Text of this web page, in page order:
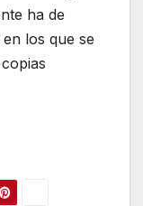
ha de
los que se